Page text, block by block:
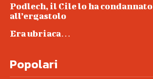
Podlech, il Cile lo ha condannato
all’ergastolo
Era ubriaca…
Popolari